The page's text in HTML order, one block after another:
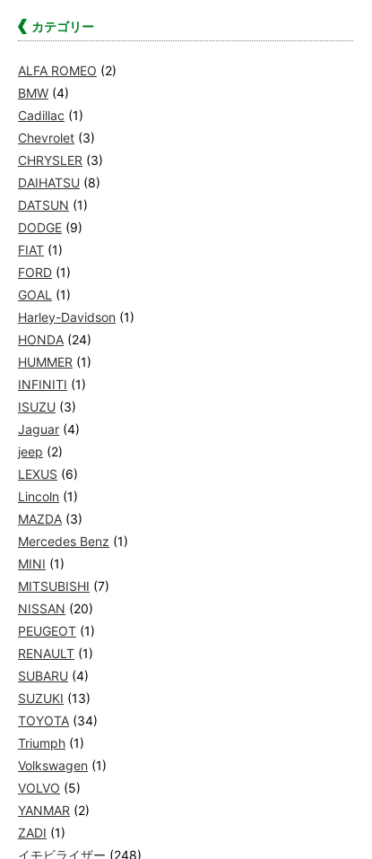
カテゴリー
ALFA ROMEO (2)
BMW (4)
Cadillac (1)
Chevrolet (3)
CHRYSLER (3)
DAIHATSU (8)
DATSUN (1)
DODGE (9)
FIAT (1)
FORD (1)
GOAL (1)
Harley-Davidson (1)
HONDA (24)
HUMMER (1)
INFINITI (1)
ISUZU (3)
Jaguar (4)
jeep (2)
LEXUS (6)
Lincoln (1)
MAZDA (3)
Mercedes Benz (1)
MINI (1)
MITSUBISHI (7)
NISSAN (20)
PEUGEOT (1)
RENAULT (1)
SUBARU (4)
SUZUKI (13)
TOYOTA (34)
Triumph (1)
Volkswagen (1)
VOLVO (5)
YANMAR (2)
ZADI (1)
イモビライザー (248)